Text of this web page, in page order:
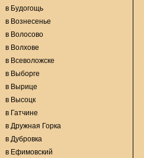
в Будогощь
в Вознесенье
в Волосово
в Волхове
в Всеволожске
в Выборге
в Вырице
в Высоцк
в Гатчине
в Дружная Горка
в Дубровка
в Ефимовский